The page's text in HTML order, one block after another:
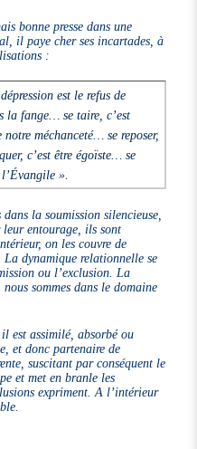
bonne presse dans une
il paye cher ses incartades, à
:
est le refus de
la fange… se taire, c’est
méchanceté… se reposer,
c’est être égoïste… se
».
la soumission silencieuse,
entourage, ils sont
on les couvre de
dynamique relationnelle se
ou l’exclusion. La
sommes dans le domaine
est assimilé, absorbé ou
et donc partenaire de
suscitant par conséquent le
et met en branle les
expriment. A l’intérieur